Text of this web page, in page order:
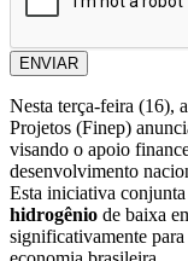
ENVIAR
Nesta terça-feira (16),
Projetos (Finep)
visando o apoio
desenvolvimento
Esta iniciativa
hidrogênio de baixa
significativamente para